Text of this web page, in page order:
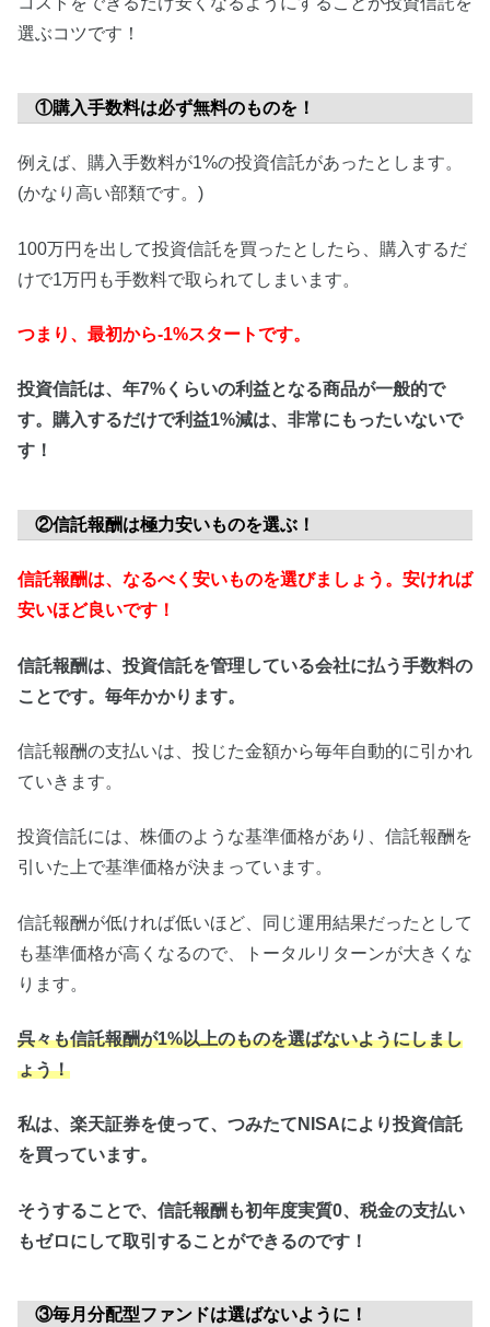
選ぶコツです！
①購入手数料は必ず無料のものを！
例えば、購入手数料が1%の投資信託があったとします。
(かなり高い部類です。)
100万円を出して投資信託を買ったとしたら、購入するだ
けで1万円も手数料で取られてしまいます。
つまり、最初から-1%スタートです。
投資信託は、年7%くらいの利益となる商品が一般的で
す。購入するだけで利益1%減は、非常にもったいないで
す！
②信託報酬は極力安いものを選ぶ！
信託報酬は、なるべく安いものを選びましょう。安ければ
安いほど良いです！
信託報酬は、投資信託を管理している会社に払う手数料の
ことです。毎年かかります。
信託報酬の支払いは、投じた金額から毎年自動的に引かれ
ていきます。
投資信託には、株価のような基準価格があり、信託報酬を
引いた上で基準価格が決まっています。
信託報酬が低ければ低いほど、同じ運用結果だったとして
も基準価格が高くなるので、トータルリターンが大きくな
ります。
呉々も信託報酬が1%以上のものを選ばないようにしまし
ょう！
私は、楽天証券を使って、つみたてNISAにより投資信託
を買っています。
そうすることで、信託報酬も初年度実質0、税金の支払い
もゼロにして取引することができるのです！
③毎月分配型ファンドは選ばないように！